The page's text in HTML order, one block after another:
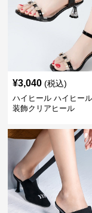
¥3,040 (税込)
ハイヒール ハイヒー
装飾クリアヒール